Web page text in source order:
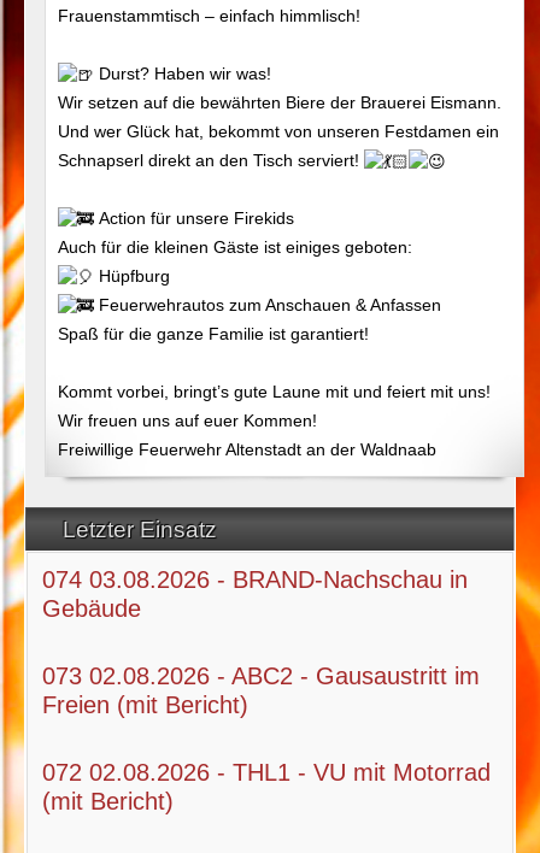
Letzter Einsatz
074 03.08.2026 - BRAND-Nachschau in
Gebäude
073 02.08.2026 - ABC2 - Gausaustritt im
Freien (mit Bericht)
072 02.08.2026 - THL1 - VU mit Motorrad
(mit Bericht)
Frauenstammtisch – einfach himmlisch!
Durst? Haben wir was!
Wir setzen auf die bewährten Biere der Brauerei Eismann.
Und wer Glück hat, bekommt von unseren Festdamen ein
Schnapserl direkt an den Tisch serviert!
Action für unsere Firekids
Auch für die kleinen Gäste ist einiges geboten:
Hüpfburg
Feuerwehrautos zum Anschauen & Anfassen
Spaß für die ganze Familie ist garantiert!
Kommt vorbei, bringt’s gute Laune mit und feiert mit uns!
Wir freuen uns auf euer Kommen!
Freiwillige Feuerwehr Altenstadt an der Waldnaab